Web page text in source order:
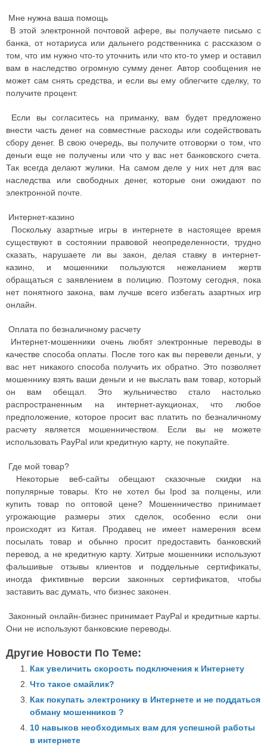
Мне нужна ваша помощь
В этой электронной почтовой афере, вы получаете письмо с
банка, от нотариуса или дальнего родственника с рассказом о
том, что им нужно что-то уточнить или что кто-то умер и оставил
вам в наследство огромную сумму денег. Автор сообщения не
может сам снять средства, и если вы ему облегчите сделку, то
получите процент.
Если вы согласитесь на приманку, вам будет предложено
внести часть денег на совместные расходы или содействовать
сбору денег. В свою очередь, вы получите отговорки о том, что
деньги еще не получены или что у вас нет банковского счета.
Так всегда делают жулики. На самом деле у них нет для вас
наследства или свободных денег, которые они ожидают по
электронной почте.
Интернет-казино
Поскольку азартные игры в интернете в настоящее время
существуют в состоянии правовой неопределенности, трудно
сказать, нарушаете ли вы закон, делая ставку в интернет-
казино, и мошенники пользуются нежеланием жертв
обращаться с заявлением в полицию. Поэтому сегодня, пока
нет понятного закона, вам лучше всего избегать азартных игр
онлайн.
Оплата по безналичному расчету
Интернет-мошенники очень любят электронные переводы в
качестве способа оплаты. После того как вы перевели деньги, у
вас нет никакого способа получить их обратно. Это позволяет
мошеннику взять ваши деньги и не выслать вам товар, который
он вам обещал. Это жульничество стало настолько
распространенным на интернет-аукционах, что любое
предположение, которое просит вас платить по безналичному
расчету является мошенничеством. Если вы не можете
использовать PayPal или кредитную карту, не покупайте.
Где мой товар?
Некоторые веб-сайты обещают сказочные скидки на
популярные товары. Кто не хотел бы Ipod за полцены, или
купить товар по оптовой цене? Мошенничество принимает
угрожающие размеры этих сделок, особенно если они
происходят из Китая. Продавец не имеет намерения всем
посылать товар и обычно просит предоставить банковский
перевод, а не кредитную карту. Хитрые мошенники используют
фальшивые отзывы клиентов и поддельные сертификаты,
иногда фиктивные версии законных сертификатов, чтобы
заставить вас думать, что бизнес законен.
Законный онлайн-бизнес принимает PayPal и кредитные карты.
Они не используют банковские переводы.
Другие Новости По Теме:
Как увеличить скорость подключения к Интернету
Что такое смайлик?
Как покупать электронику в Интернете и не поддаться
обману мошенников ?
10 навыков необходимых вам для успешной работы
в интернете